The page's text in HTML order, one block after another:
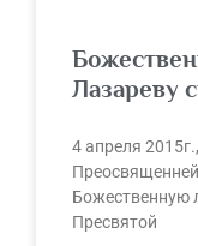
Лазареву
4 апреля
Божественную
Пресвятой